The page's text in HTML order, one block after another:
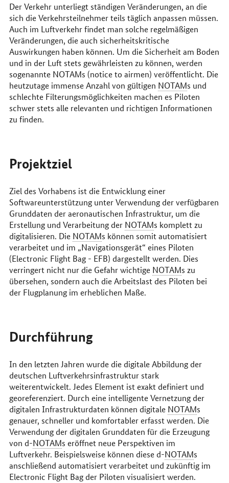
Der Verkehr unterliegt ständigen Veränderungen, an die
sich die Verkehrsteilnehmer teils täglich anpassen müssen.
Auch im Luftverkehr findet man solche regelmäßigen
Veränderungen, die auch sicherheitskritische
Auswirkungen haben können. Um die Sicherheit am Boden
und in der Luft stets gewährleisten zu können, werden
sogenannte NOTAMs (notice to airmen) veröffentlicht. Die
heutzutage immense Anzahl von gültigen NOTAMs und
schlechte Filterungsmöglichkeiten machen es Piloten
schwer stets alle relevanten und richtigen Informationen
zu finden.
Projektziel
Ziel des Vorhabens ist die Entwicklung einer
Softwareunterstützung unter Verwendung der verfügbaren
Grunddaten der aeronautischen Infrastruktur, um die
Erstellung und Verarbeitung der NOTAMs komplett zu
digitalisieren. Die NOTAMs können somit automatisiert
verarbeitet und im „Navigationsgerät“ eines Piloten
(Electronic Flight Bag- EFB) dargestellt werden. Dies
verringert nicht nur die Gefahr wichtige NOTAMs zu
übersehen, sondern auch die Arbeitslast des Piloten bei
der Flugplanung im erheblichen Maße.
Durchführung
In den letzten Jahren wurde die digitale Abbildung der
deutschen Luftverkehrsinfrastruktur stark
weiterentwickelt. Jedes Element ist exakt definiert und
georeferenziert. Durch eine intelligente Vernetzung der
digitalen Infrastrukturdaten können digitale NOTAMs
genauer, schneller und komfortabler erfasst werden. Die
Verwendung der digitalen Grunddaten für die Erzeugung
von d-NOTAMs eröffnet neue Perspektiven im
Luftverkehr. Beispielsweise können diese d-NOTAMs
anschließend automatisiert verarbeitet und zukünftig im
Electronic Flight Bagder Piloten visualisiert werden.